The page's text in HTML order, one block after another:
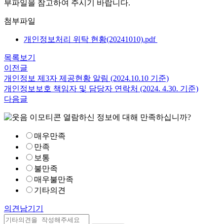
부파일을 참고하여 주시기 바랍니다.
첨부파일
개인정보처리 위탁 현황(20241010).pdf
목록보기
이전글
개인정보 제3자 제공현황 알림 (2024.10.10 기준)
개인정보보호 책임자 및 담당자 연락처 (2024. 4.30. 기준)
다음글
열람하신 정보에 대해 만족하십니까?
매우만족
만족
보통
불만족
매우불만족
기타의견
의견남기기